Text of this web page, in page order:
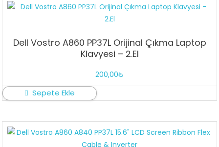
Dell Vostro A860 PP37L Orijinal Çıkma Laptop
Klavyesi – 2.El
200,00₺
Sepete Ekle